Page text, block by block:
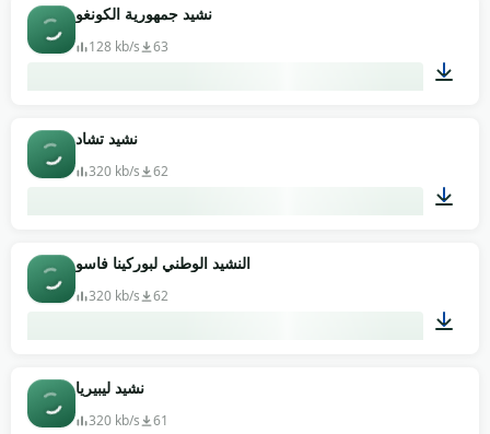
نشيد جمهورية الكونغو
128 kb/s 63
نشيد تشاد
320 kb/s 62
النشيد الوطني لبوركينا فاسو
320 kb/s 62
نشيد ليبيريا
320 kb/s 61